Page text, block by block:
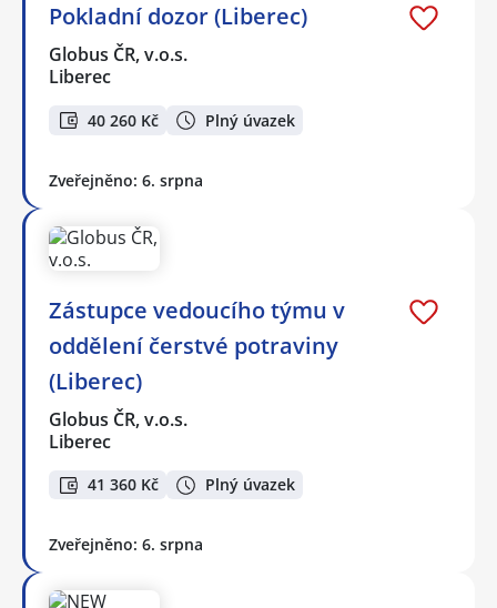
Pokladní dozor (Liberec)
Globus ČR, v.o.s.
Liberec
40 260 Kč Plný úvazek
Zveřejněno: 6. srpna
Zástupce vedoucího týmu v
oddělení čerstvé potraviny
(Liberec)
Globus ČR, v.o.s.
Liberec
41 360 Kč Plný úvazek
Zveřejněno: 6. srpna